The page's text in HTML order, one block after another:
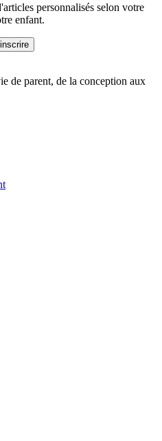
personnalisés selon votre
enfant.
de parent, de la conception aux